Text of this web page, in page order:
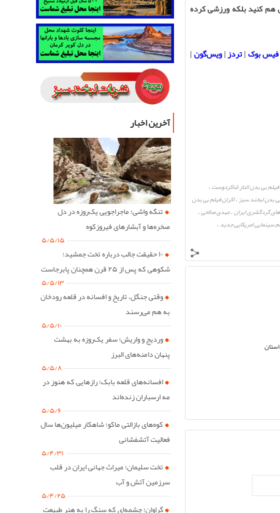
هم کنید بلکه ورزشی کرده
فیس بوک|تردز|ویس‌گون|
فیلم بی بدن الناز شاکردوست ،
بدن لبخند سبز ،اکران فیلم بی بدن
های گردگشری ایران،مهدی صالحی،
سینمایی امریکایی جدید ،
آخرین اخبار
تنگه واشی؛ ماجراجویی یک‌روزه در دل
صخره‌ها و آبشارهای فیروزکوه
۵/۵/۱۵
۱۰ حقیقت جالب درباره تخت جمشید؛
شکوهی که پس از ۲۵ قرن همچنان پابرجاست
۵/۵/۱۳
وقتی جنگل، تاریخ و افسانه در قلعه رودخان
به هم می‌رسند
۵/۵/۱۰
وردیج و واریش؛ سفر یک‌روزه به بهشت
پنهان دامنه‌های البرز
۵/۵/۸
افسانه‌های قلعه بابک؛ رازهایی که هنوز در
مه ارسباران زنده‌اند
۵/۵/۶
کوه‌های بازالتی ماکو؛ شاهکار میلیون‌ها سال
فعالیت آتشفشانی
۵/۴/۳۱
تخت سلیمان؛ میراث جهانی ایران در قلب
سرزمین آتش و آب
۵/۴/۲۵
گراوان؛ چشمه‌ای که سنگ را به هنر طبیعت